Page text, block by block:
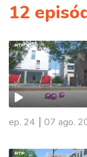
12
ep. 24 | 07 ago.